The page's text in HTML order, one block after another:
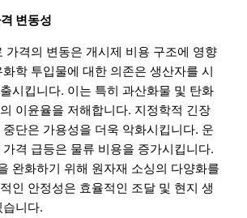
변동성
가격의 변동은 개시제 비용 구조에 영향
학 투입물에 대한 의존은 생산자를 시
시킵니다. 이는 특히 과산화물 및 탄화
이윤율을 저해합니다. 지정학적 긴장
단은 가용성을 더욱 악화시킵니다. 운
격 급등은 물류 비용을 증가시킵니다.
완화하기 위해 원자재 소싱의 다양화를
인 안정성은 효율적인 조달 및 현지 생
니다.